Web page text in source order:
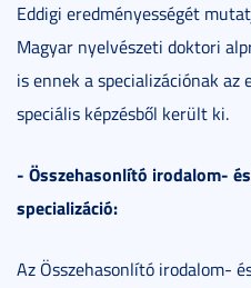
Eddigi eredményességét
Magyar nyelvészeti doktori
is ennek a specializációnak
speciális képzésből került ki.
- Összehasonlító irodalom-
specializáció:
Az Összehasonlító irodalom-